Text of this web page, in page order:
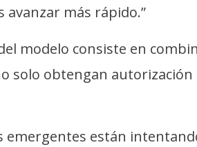
más rápido.”
modelo consiste en
solo obtengan
emergentes están